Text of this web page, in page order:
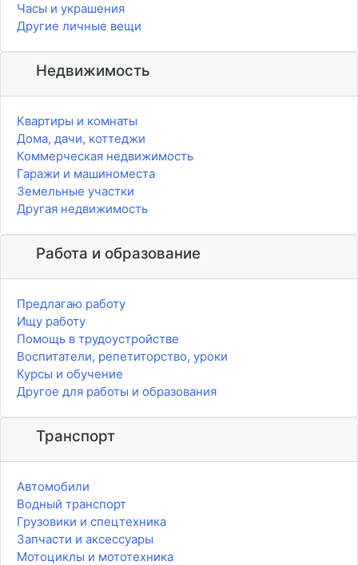
Часы и украшения
Другие личные вещи
Недвижимость
Квартиры и комнаты
Дома, дачи, коттеджи
Коммерческая недвижимость
Гаражи и машиноместа
Земельные участки
Другая недвижимость
Работа и образование
Предлагаю работу
Ищу работу
Помощь в трудоустройстве
Воспитатели, репетиторство, уроки
Курсы и обучение
Другое для работы и образования
Транспорт
Автомобили
Водный транспорт
Грузовики и спецтехника
Запчасти и аксессуары
Мотоциклы и мототехника